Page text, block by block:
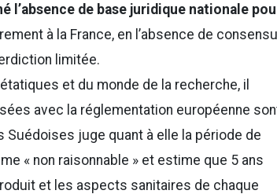
l’absence de base juridique nationale
à la France, en l’absence de
limitée.
et du monde de la recherche, il
avec la réglementation européenne
juge quant à elle la période de
« non raisonnable » et estime que 5 ans
et les aspects sanitaires de chaque